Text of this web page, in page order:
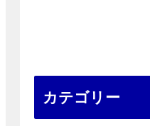
カテゴリー